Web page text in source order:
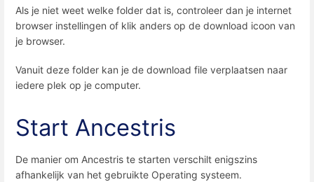
Als je niet weet welke folder dat is, controleer dan je internet
browser instellingen of klik anders op de download icoon van
je browser.
Vanuit deze folder kan je de download file verplaatsen naar
iedere plek op je computer.
Start Ancestris
De manier om Ancestris te starten verschilt enigszins
afhankelijk van het gebruikte Operating systeem.